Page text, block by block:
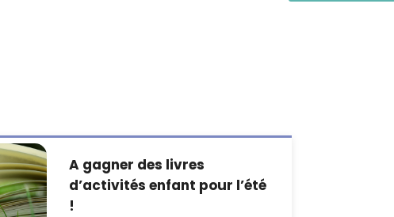
A gagner des livres
d’activités enfant pour l’été
!